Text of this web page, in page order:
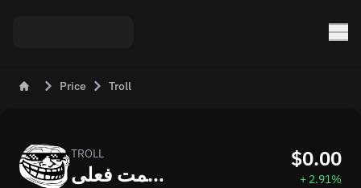
Price Troll
TROLL
قیمت فعلی Troll (TROLL) به USD
$0.00
+ 2.91%